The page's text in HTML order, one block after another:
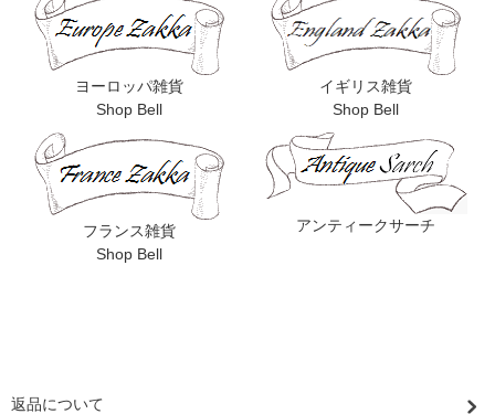
ヨーロッパ雑貨
Shop Bell
イギリス雑貨
Shop Bell
フランス雑貨
Shop Bell
アンティークサーチ
返品について